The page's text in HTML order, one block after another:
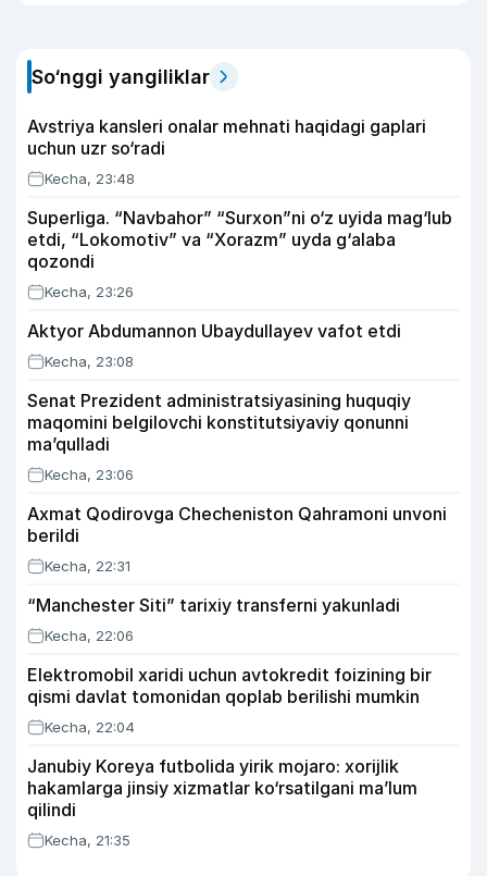
So‘nggi yangiliklar
Avstriya kansleri onalar mehnati haqidagi gaplari
uchun uzr so‘radi
Kecha, 23:48
Superliga. “Navbahor” “Surxon”ni o‘z uyida mag‘lub
etdi, “Lokomotiv” va “Xorazm” uyda g‘alaba
qozondi
Kecha, 23:26
Aktyor Abdu­mannon Ubaydullayev vafot etdi
Kecha, 23:08
Senat Prezident administratsiyasining huquqiy
maqomini belgilovchi konstitutsiyaviy qonunni
ma’qulladi
Kecha, 23:06
Axmat Qodirovga Checheniston Qahramoni unvoni
berildi
Kecha, 22:31
“Manchester Siti” tarixiy transferni yakunladi
Kecha, 22:06
Elektromobil xaridi uchun avtokredit foizining bir
qismi davlat tomonidan qoplab berilishi mumkin
Kecha, 22:04
Janubiy Koreya futbolida yirik mojaro: xorijlik
hakamlarga jinsiy xizmatlar ko‘rsatilgani ma’lum
qilindi
Kecha, 21:35